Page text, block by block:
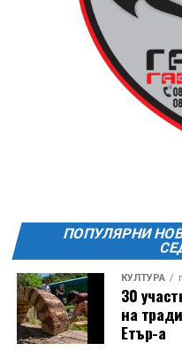
ПОПУЛЯРНИ
КУЛТУРА
30
на
Етър-а